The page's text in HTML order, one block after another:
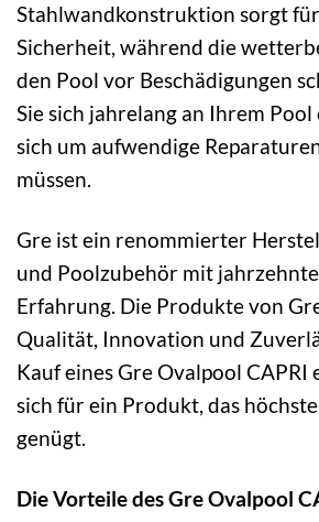
Stahlwandkonstruktion sorgt
Sicherheit, während die
den Pool vor Beschädigungen
Sie sich jahrelang an Ihrem
sich um aufwendige
müssen.
Gre ist ein renommierter
und Poolzubehör mit
Erfahrung. Die Produkte von
Qualität, Innovation und
Kauf eines Gre Ovalpool CAPRI
sich für ein Produkt, das
genügt.
Die Vorteile des Gre Ovalpool